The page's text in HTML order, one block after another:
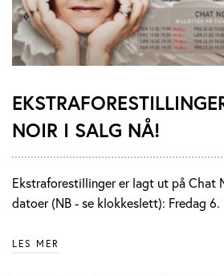
NOIR I SALG NÅ!
Ekstraforestillinger er lagt ut på Chat
datoer (NB - se klokkeslett): Fredag
LES MER